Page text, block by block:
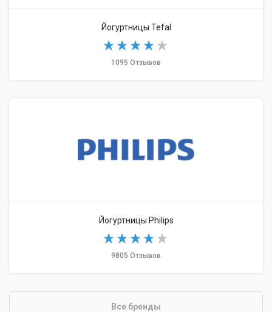
Йогуртницы Tefal
1095 Отзывов
Йогуртницы Philips
9805 Отзывов
Все бренды